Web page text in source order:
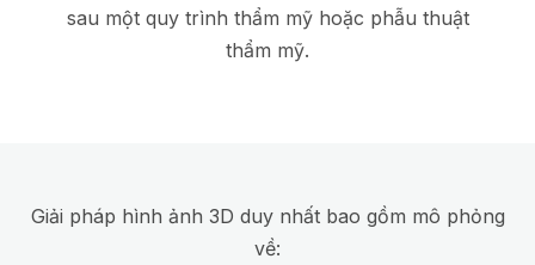
sau một quy trình thẩm mỹ hoặc phẫu thuật
thẩm mỹ.
Giải pháp hình ảnh 3D duy nhất bao gồm mô phỏng
về: